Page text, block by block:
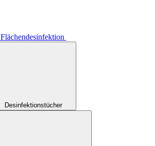
Flächendesinfektion
Desinfektionstücher